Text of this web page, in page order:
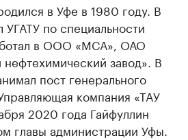
в Уфе в 1980 году. В
по специальности
в ООО «МСА», ОАО
завод». В
пост генерального
компания «ТАУ
2020 года Гайфуллин
главы администрации Уфы.